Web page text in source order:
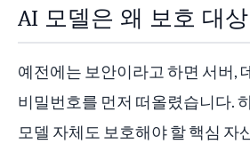
AI 모델은 왜 보호 대
예전에는 보안이라고 하면 서버,
비밀번호를 먼저 떠올렸습니다.
모델 자체도 보호해야 할 핵심 자